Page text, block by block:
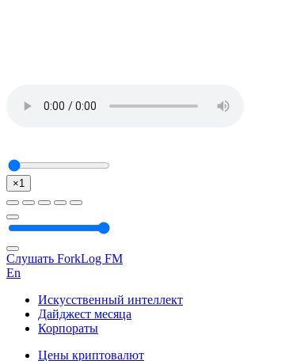
×1
Слушать ForkLog FM
En
Искусственный интеллект
Дайджест месяца
Корпораты
Цены криптовалют